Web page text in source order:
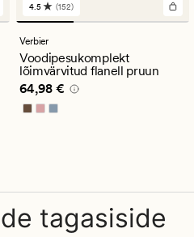
152
arvustust
keskmise
hinnanguga
4.5
4.5 (152)
Verbier
Voodipesukomplekt
lõimvärvitud flanell pruun
Pris_ee 64,98 €
64,98 €
tagasiside